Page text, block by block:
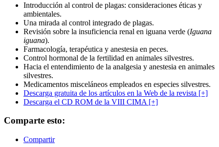
Introducción al control de plagas: consideraciones éticas y
ambientales.
Una mirada al control integrado de plagas.
Revisión sobre la insuficiencia renal en iguana verde (Iguana
iguana).
Farmacología, terapéutica y anestesia en peces.
Control hormonal de la fertilidad en animales silvestres.
Hacia el entendimiento de la analgesia y anestesia en animales
silvestres.
Medicamentos misceláneos empleados en especies silvestres.
Descarga gratuita de los artículos en la Web de la revista [+]
Descarga el CD ROM de la VIII CIMA [+]
Comparte esto:
Compartir